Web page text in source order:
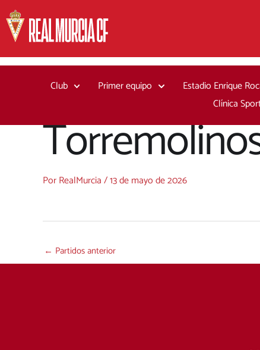
al
contenido
Club Primer equipo Estadio Enrique
Clínica
PorRealMurcia/13 de mayo de 2026
← Partidos anterior